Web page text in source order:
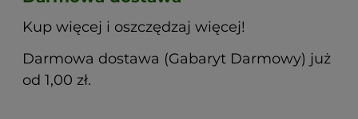
Kup więcej i oszczędzaj więcej!
Darmowa dostawa (Gabaryt Darmowy) już
od 1,00 zł.